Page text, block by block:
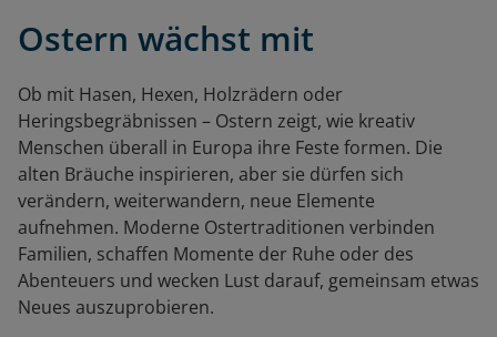
Ostern wächst mit
Ob mit Hasen, Hexen, Holzrädern oder
Heringsbegräbnissen – Ostern zeigt, wie kreativ
Menschen überall in Europa ihre Feste formen. Die
alten Bräuche inspirieren, aber sie dürfen sich
verändern, weiterwandern, neue Elemente
aufnehmen. Moderne Ostertraditionen verbinden
Familien, schaffen Momente der Ruhe oder des
Abenteuers und wecken Lust darauf, gemeinsam etwas
Neues auszuprobieren.